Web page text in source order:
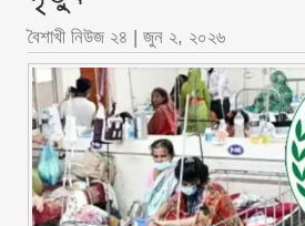
বৈশাখী নিউজ ২৪ | জুন ২, ২০২৬